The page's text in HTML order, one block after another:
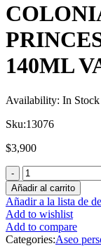
140ML
Availability: In Stock
Sku:13076
$3,900
Añadir al carrito
Añadir a la lista de
Add to wishlist
Add to compare
Categories:Aseo